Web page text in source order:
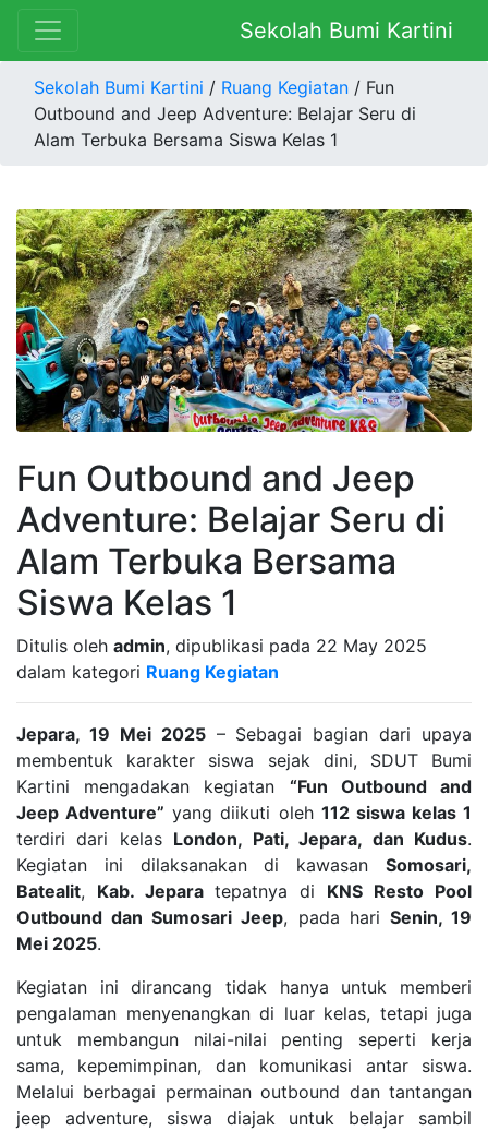
Sekolah Bumi Kartini
Sekolah Bumi Kartini / Ruang Kegiatan / Fun
Outbound and Jeep Adventure: Belajar Seru di
Alam Terbuka Bersama Siswa Kelas 1
Fun Outbound and Jeep
Adventure: Belajar Seru di
Alam Terbuka Bersama
Siswa Kelas 1
Ditulis oleh admin, dipublikasi pada 22 May 2025
dalam kategori Ruang Kegiatan
Jepara, 19 Mei 2025– Sebagai bagian dari upaya
membentuk karakter siswa sejak dini, SDUT Bumi
Kartini mengadakan kegiatan “Fun Outbound and
Jeep Adventure” yang diikuti oleh 112 siswa kelas 1
terdiri dari kelas London, Pati, Jepara, dan Kudus.
Kegiatan ini dilaksanakan di kawasan Somosari,
Batealit, Kab. Jepara tepatnya di KNS Resto Pool
Outbound dan Sumosari Jeep, pada hari Senin, 19
Mei 2025.
Kegiatan ini dirancang tidak hanya untuk memberi
pengalaman menyenangkan di luar kelas, tetapi juga
untuk membangun nilai-nilai penting seperti kerja
sama, kepemimpinan, dan komunikasi antar siswa.
Melalui berbagai permainan outbound dan tantangan
jeep adventure, siswa diajak untuk belajar sambil